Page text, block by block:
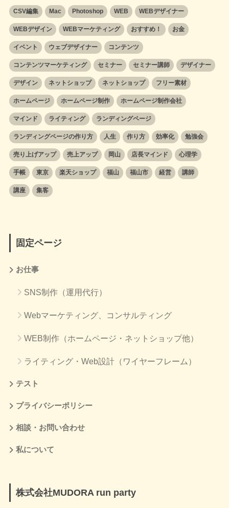
CSV編集 Mac Photoshop WEB WEBデザイナー
WEBデザイン WEBマーケティング おすすめ！ お金
イベント ウェブデザイナー コンテンツ
コンテンツマーケティング セミナー セミナー講師 デザイナー
デザイン ネットショップ ネットショップ フリー素材
ホームページ ホームページ制作 ホームページ制作会社
マインド ライティング ランディングページ
ランディングページの作り方 人生 作り方 効率化 勉強会
売り上げアップ 売上アップ 岡山 店長マインド 心理学
手帳 東京 楽天ショップ 福山 福山市 経営 講師
講座 集客
固定ページ
お仕事
SNS制作（運用代行）
Webマーケティング、コンサルティング
WEB制作（ホームページ・ネットショップ他）
ライティング・Web設計（ワイヤーフレーム）
テスト
プライバシーポリシー
相談・お問い合わせ
私について
株式会社MUDORA run party